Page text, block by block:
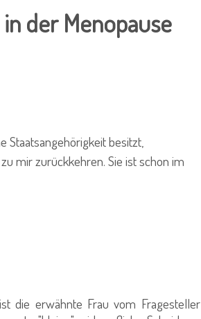
der Menopause
Staatsangehörigkeit besitzt,
mir zurückkehren. Sie ist schon im
die erwähnte Frau vom Fragesteller